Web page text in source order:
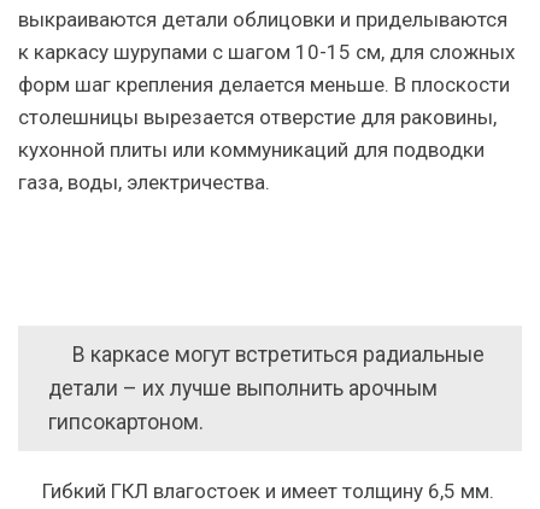
выкраиваются детали облицовки и приделываются
к каркасу шурупами с шагом 10-15 см, для сложных
форм шаг крепления делается меньше. В плоскости
столешницы вырезается отверстие для раковины,
кухонной плиты или коммуникаций для подводки
газа, воды, электричества.
В каркасе могут встретиться радиальные
детали – их лучше выполнить арочным
гипсокартоном.
Гибкий ГКЛ влагостоек и имеет толщину 6,5 мм.